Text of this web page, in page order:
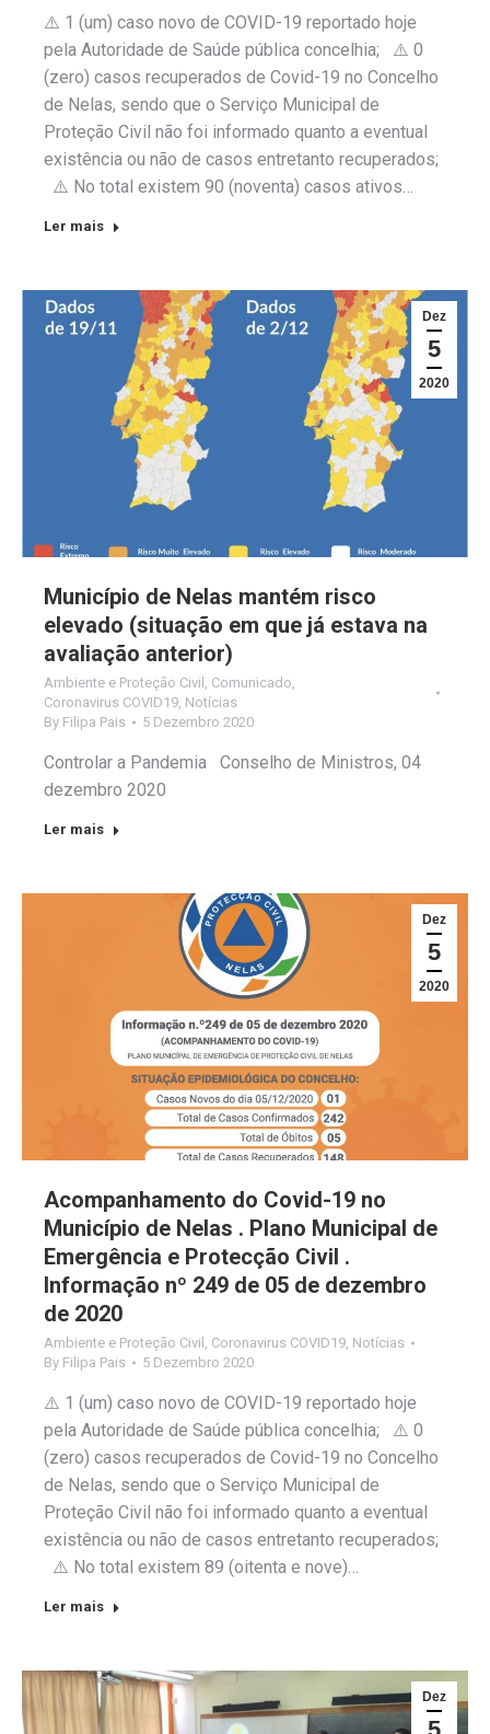
⚠️ 1 (um) caso novo de COVID-19 reportado hoje
pela Autoridade de Saúde pública concelhia; ⚠️ 0
(zero) casos recuperados de Covid-19 no Concelho
de Nelas, sendo que o Serviço Municipal de
Proteção Civil não foi informado quanto a eventual
existência ou não de casos entretanto recuperados;
⚠️ No total existem 90 (noventa) casos ativos…
Ler mais
Dez
5
2020
Município de Nelas mantém risco
elevado (situação em que já estava na
avaliação anterior)
Ambiente e Proteção Civil Comunicado
Coronavirus COVID19 Notícias
By Filipa Pais 5 Dezembro 2020
Controlar a Pandemia Conselho de Ministros, 04
dezembro 2020
Ler mais
Dez
5
2020
Acompanhamento do Covid-19 no
Município de Nelas . Plano Municipal de
Emergência e Protecção Civil .
Informação nº 249 de 05 de dezembro
de 2020
Ambiente e Proteção Civil , Coronavirus COVID19, Notícias
By Filipa Pais 5 Dezembro 2020
⚠️ 1 (um) caso novo de COVID-19 reportado hoje
pela Autoridade de Saúde pública concelhia; ⚠️ 0
(zero) casos recuperados de Covid-19 no Concelho
de Nelas, sendo que o Serviço Municipal de
Proteção Civil não foi informado quanto a eventual
existência ou não de casos entretanto recuperados;
⚠️ No total existem 89 (oitenta e nove)…
Ler mais
Dez